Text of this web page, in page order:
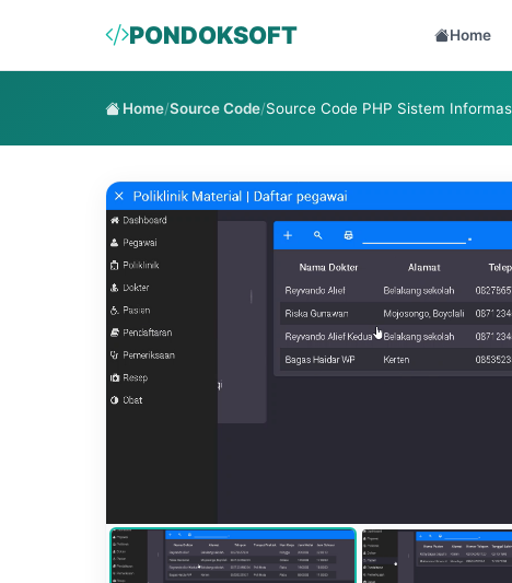
PONDOKSOFT Home
Home/Source Code/Source Code PHP Sistem